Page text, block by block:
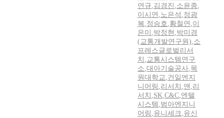
연규,김경진 ,소윤종,
이시연 ,노은석 ,정광
복,정승호,황철연 ,이
은미 ,박정현 ,박미경
(교통개발연구원),소
프레스글로벌리서
치 ,교통시스템연구
소,대아기술공사,목
원대학교,건일엔지
니어링 ,리서치 ,앤 ,리
서치 ,SK,C&C,엔텔
시스템 ,범아엔지니
어링 ,유니세크,유신